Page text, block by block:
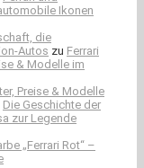
Ikonen
die
Autos zu Ferrari
& Modelle im
Preise & Modelle
Die Geschichte der
zur Legende
„Ferrari Rot“ –